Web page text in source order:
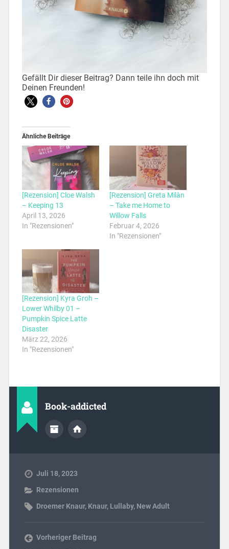
Gefällt Dir dieser Beitrag? Dann teile ihn doch mit
Deinen Freunden!
Ähnliche Beiträge
[Rezension] Cloe Walsh
– Keeping 13
April 13, 2026
In "Rezensionen"
[Rezension] Greta Milàn
– Take me Home to
Willow Falls
Februar 4, 2026
In "Rezensionen"
[Rezension] Kyra Groh –
Lower Whilby 01 –
Pumpkin Spice Latte
Disaster
März 22, 2026
In "Rezensionen"
Book-addicted
Juli 18, 2023
Rezensionen
Droemer Knaur, Knaur, Lullaby, New Adult
Vorheriger Beitrag